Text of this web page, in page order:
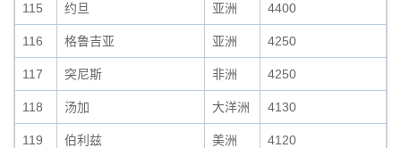
115 约旦 亚洲 4400
116 格鲁吉亚 亚洲 4250
117 突尼斯 非洲 4250
118 汤加 大洋洲 4130
119 伯利兹 美洲 4120